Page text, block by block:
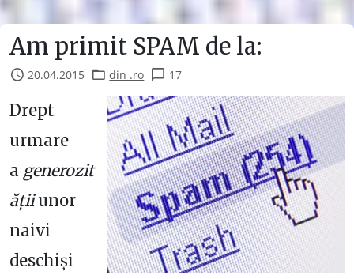
Am primit SPAM de la:
20.04.2015 din .ro 17
Drept
urmare
a generozit
ățiiunor
naivi
deschiși